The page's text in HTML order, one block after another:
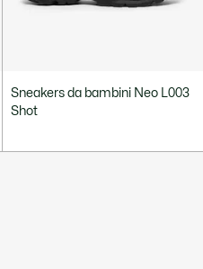
Sneakers da bambini Neo L003
Shot